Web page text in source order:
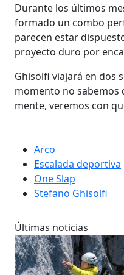
Durante los últimos
formado un combo
parecen estar
proyecto duro por
Ghisolfi viajará en dos
momento no sabemos
mente, veremos con
Arco
Escalada deportiva
One Slap
Stefano Ghisolfi
Últimas noticias